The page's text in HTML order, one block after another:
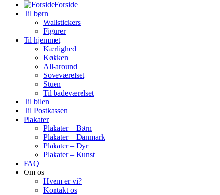
Forside
Til børn
Wallstickers
Figurer
Til hjemmet
Kærlighed
Køkken
All-around
Soveværelset
Stuen
Til badeværelset
Til bilen
Til Postkassen
Plakater
Plakater – Børn
Plakater – Danmark
Plakater – Dyr
Plakater – Kunst
FAQ
Om os
Hvem er vi?
Kontakt os